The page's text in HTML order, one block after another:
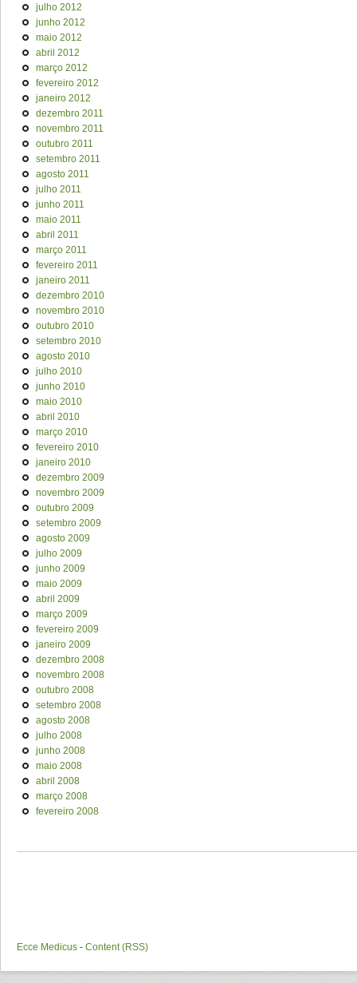
julho 2012
junho 2012
maio 2012
abril 2012
março 2012
fevereiro 2012
janeiro 2012
dezembro 2011
novembro 2011
outubro 2011
setembro 2011
agosto 2011
julho 2011
junho 2011
maio 2011
abril 2011
março 2011
fevereiro 2011
janeiro 2011
dezembro 2010
novembro 2010
outubro 2010
setembro 2010
agosto 2010
julho 2010
junho 2010
maio 2010
abril 2010
março 2010
fevereiro 2010
janeiro 2010
dezembro 2009
novembro 2009
outubro 2009
setembro 2009
agosto 2009
julho 2009
junho 2009
maio 2009
abril 2009
março 2009
fevereiro 2009
janeiro 2009
dezembro 2008
novembro 2008
outubro 2008
setembro 2008
agosto 2008
julho 2008
junho 2008
maio 2008
abril 2008
março 2008
fevereiro 2008
Ecce Medicus - Content (RSS)